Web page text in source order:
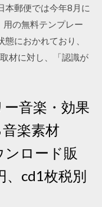
本郵便では今年8月に
用の無料テンプレー
におかれており、
材に対し、「認識が
音楽・効果
楽素材
ロード販
、cd1枚税別